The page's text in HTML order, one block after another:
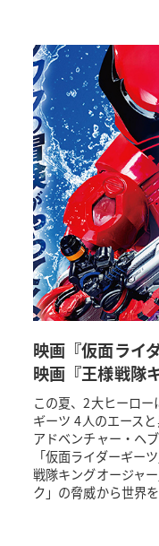
映画『仮面ライ
映画『王様戦隊
この夏、2大ヒーロ
ギーツ 4人のエース
アドベンチャー・ヘ
「仮面ライダーギー
戦隊キングオージャ
ク」の脅威から世界